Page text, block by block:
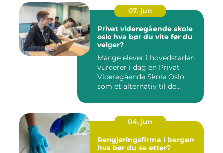
07. jun
Privat videregående skole
oslo hva bør du vite før du
velger?
Mange elever i hovedstaden
vurderer i dag en Privat
Videregående Skole Oslo
som et alternativ til de...
04. jun
Rengjøringsfirma i bergen
hva bør du se etter?